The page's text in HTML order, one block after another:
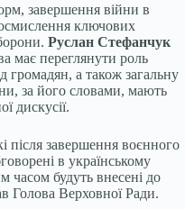
завершення війни в
ключових
Руслан Стефанчук
має переглянути роль
громадян, а також загальну
за його словами, мають
дискусії.
після завершення воєнного
в українському
часом будуть внесені до
Голова Верховної Ради.